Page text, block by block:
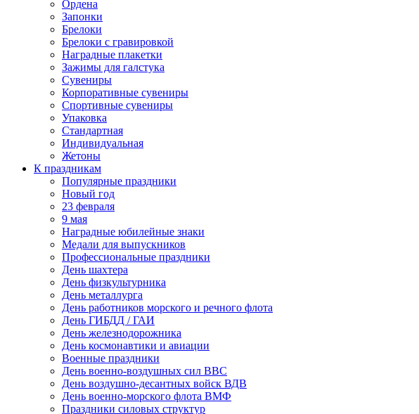
Ордена
Запонки
Брелоки
Брелоки с гравировкой
Наградные плакетки
Зажимы для галстука
Сувениры
Корпоративные сувениры
Спортивные сувениры
Упаковка
Стандартная
Индивидуальная
Жетоны
К праздникам
Популярные праздники
Новый год
23 февраля
9 мая
Наградные юбилейные знаки
Медали для выпускников
Профессиональные праздники
День шахтера
День физкультурника
День металлурга
День работников морского и речного флота
День ГИБДД / ГАИ
День железнодорожника
День космонавтики и авиации
Военные праздники
День военно-воздушных сил ВВС
День воздушно-десантных войск ВДВ
День военно-морского флота ВМФ
Праздники силовых структур